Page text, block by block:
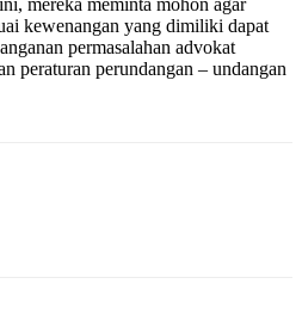
mereka meminta mohon agar
kewenangan yang dimiliki dapat
permasalahan advokat
peraturan perundangan – undangan